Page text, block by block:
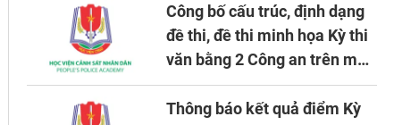
CSND năm học 2026 - 2027
Công bố cấu trúc, định dạng
đề thi, đề thi minh họa Kỳ thi
văn bằng 2 Công an trên máy
tính
Thông báo kết quả điểm Kỳ